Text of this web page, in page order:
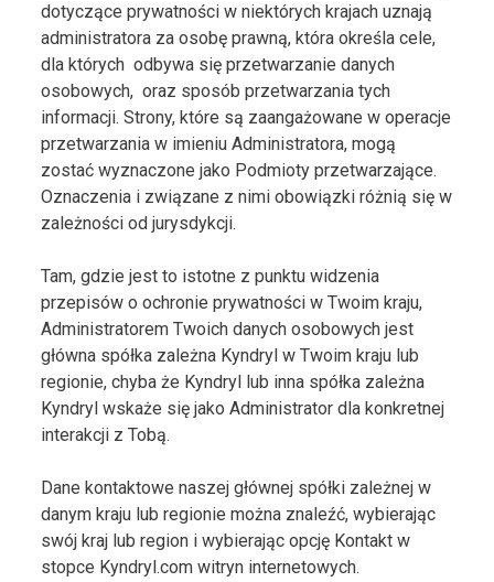
dotyczące prywatności w niektórych krajach uznają
administratora za osobę prawną, która określa cele,
dla których odbywa się przetwarzanie danych
osobowych, oraz sposób przetwarzania tych
informacji. Strony, które są zaangażowane w operacje
przetwarzania w imieniu Administratora, mogą
zostać wyznaczone jako Podmioty przetwarzające.
Oznaczenia i związane z nimi obowiązki różnią się w
zależności od jurysdykcji.
Tam, gdzie jest to istotne z punktu widzenia
przepisów o ochronie prywatności w Twoim kraju,
Administratorem Twoich danych osobowych jest
główna spółka zależna Kyndryl w Twoim kraju lub
regionie, chyba że Kyndryl lub inna spółka zależna
Kyndryl wskaże się jako Administrator dla konkretnej
interakcji z Tobą.
Dane kontaktowe naszej głównej spółki zależnej w
danym kraju lub regionie można znaleźć, wybierając
swój kraj lub region i wybierając opcję Kontakt w
stopce Kyndryl.com witryn internetowych.